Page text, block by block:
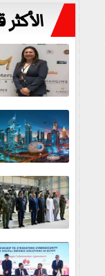
الأكثر
|...